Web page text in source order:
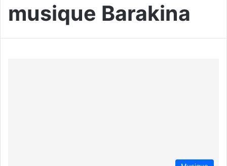
musique Barakina